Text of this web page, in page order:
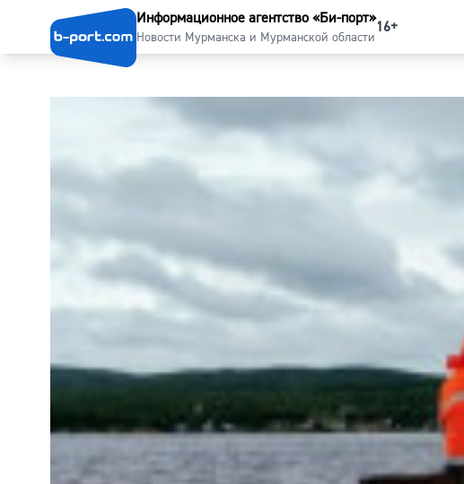
Информационное агентство «Би-порт»
Новости Мурманска и Мурманской области
16+